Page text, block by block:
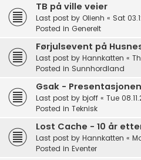
TB på ville veier
Last post by Olienh « Sat
Posted in Generelt
Førjulsevent på
Last post by Hannkatten «
Posted in Sunnhordland
Gsak -
Last post by bjoff « Tue
Posted in Teknisk
Lost Cache - 10 år
Last post by Hannkatten «
Posted in Eventer